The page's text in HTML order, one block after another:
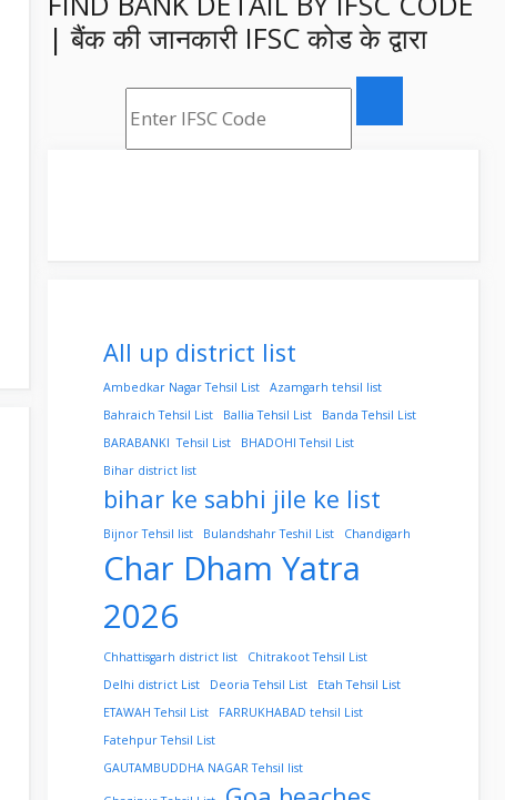
| बैंक की जानकारी IFSC कोड के द्वारा
All up district list
Ambedkar Nagar Tehsil List
Azamgarh tehsil list
Bahraich Tehsil List
Ballia Tehsil List
Banda Tehsil List
BARABANKI Tehsil List
BHADOHI Tehsil List
Bihar district list
bihar ke sabhi jile ke list
Bijnor Tehsil list Bulandshahr Teshil List Chandigarh
Char Dham Yatra
2026
Chhattisgarh district list
Chitrakoot Tehsil List
Delhi district List
Deoria Tehsil List
Etah Tehsil List
ETAWAH Tehsil List
FARRUKHABAD tehsil List
Fatehpur Tehsil List
GAUTAMBUDDHA NAGAR Tehsil list